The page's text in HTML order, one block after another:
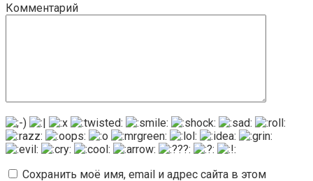
Комментарий
Сохранить моё имя, email и адрес сайта в этом